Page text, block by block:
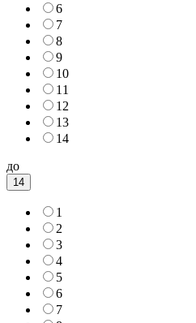
6
7
8
9
10
11
12
13
14
до
14
1
2
3
4
5
6
7